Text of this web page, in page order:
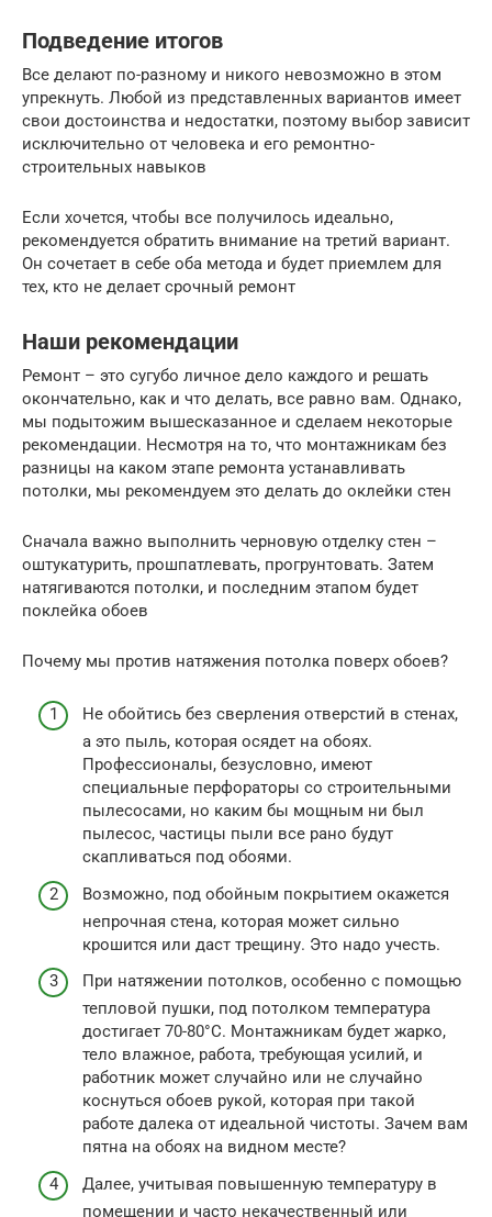
Подведение итогов
Все делают по-разному и никого невозможно в этом
упрекнуть. Любой из представленных вариантов имеет
свои достоинства и недостатки, поэтому выбор зависит
исключительно от человека и его ремонтно-
строительных навыков
Если хочется, чтобы все получилось идеально,
рекомендуется обратить внимание на третий вариант.
Он сочетает в себе оба метода и будет приемлем для
тех, кто не делает срочный ремонт
Наши рекомендации
Ремонт – это сугубо личное дело каждого и решать
окончательно, как и что делать, все равно вам. Однако,
мы подытожим вышесказанное и сделаем некоторые
рекомендации. Несмотря на то, что монтажникам без
разницы на каком этапе ремонта устанавливать
потолки, мы рекомендуем это делать до оклейки стен
Сначала важно выполнить черновую отделку стен –
оштукатурить, прошпатлевать, прогрунтовать. Затем
натягиваются потолки, и последним этапом будет
поклейка обоев
Почему мы против натяжения потолка поверх обоев?
Не обойтись без сверления отверстий в стенах,
а это пыль, которая осядет на обоях.
Профессионалы, безусловно, имеют
специальные перфораторы со строительными
пылесосами, но каким бы мощным ни был
пылесос, частицы пыли все рано будут
скапливаться под обоями.
Возможно, под обойным покрытием окажется
непрочная стена, которая может сильно
крошится или даст трещину. Это надо учесть.
При натяжении потолков, особенно с помощью
тепловой пушки, под потолком температура
достигает 70-80°С. Монтажникам будет жарко,
тело влажное, работа, требующая усилий, и
работник может случайно или не случайно
коснуться обоев рукой, которая при такой
работе далека от идеальной чистоты. Зачем вам
пятна на обоях на видном месте?
Далее, учитывая повышенную температуру в
помещении и часто некачественный или